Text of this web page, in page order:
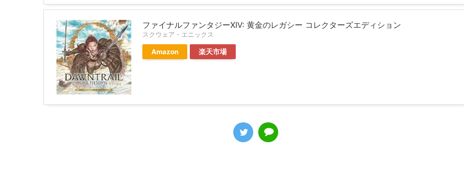
ファイナルファンタジーXIV: 黄金のレガシー コレクターズエディション
スクウェア・エニックス
Amazon 楽天市場